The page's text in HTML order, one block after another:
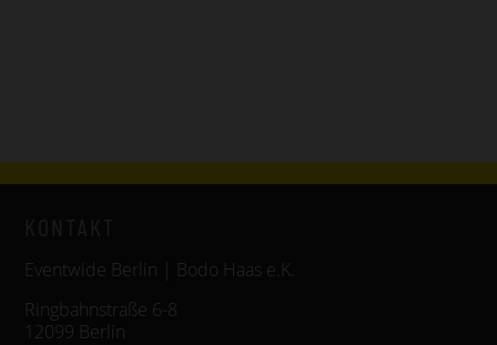
Eventwide Berlin | Bodo Haas e.K.
Ringbahnstraße 6-8
12099 Berlin